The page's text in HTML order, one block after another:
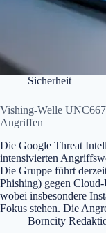
Sicherheit
Vishing-Welle
Angriffen
Die Google Threat
intensivierten
Die Gruppe führt
Phishing) gegen
wobei insbesondere
Fokus stehen. Die
Borncity